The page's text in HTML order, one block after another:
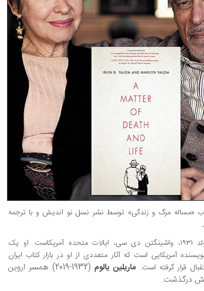
«مساله مرگ و زندگی» توسط نشر نسل نو اندیش و با ترجمه
متولد ۱۹۳۱، واشینگتن دی سی، ایالات متحده آمریکاست. او یک
آمریکایی است که آثار متعددی از او در بازار کتاب ایران
قرار گرفته است. ماریلین یالوم
(1932-2019) همسر اروین
درگذشت.